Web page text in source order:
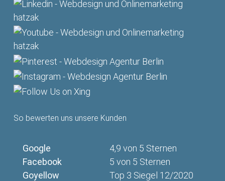
So bewerten uns unsere Kunden
Google
Facebook
Goyellow
4,9 von 5 Sternen
5 von 5 Sternen
Top 3 Siegel 12/2020